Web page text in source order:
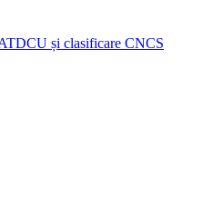
și clasificare CNCS